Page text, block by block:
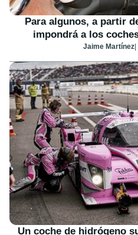
Para algunos, a partir
impondrá a los
Jaime Martínez
Un coche de hidrógeno